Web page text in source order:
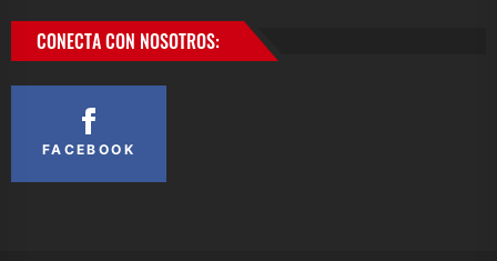
CONECTA CON NOSOTROS:
FACEBOOK